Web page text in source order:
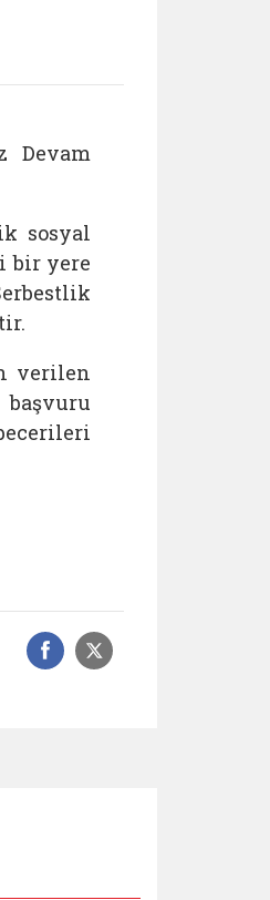
Devam
sosyal
bir yere
verilen
Facebook
Sosyal